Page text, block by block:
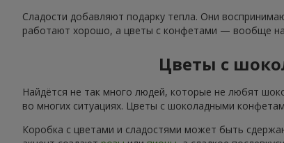
Сладости добавляют подарку тепла. Они
работают хорошо, а цветы с конфетами — вообще
Цветы с
Найдётся не так много людей, которые не любят
во многих ситуациях. Цветы с шоколадными
Коробка с цветами и сладостями может быть